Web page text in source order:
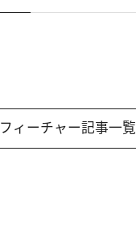
フィーチャー記事一覧